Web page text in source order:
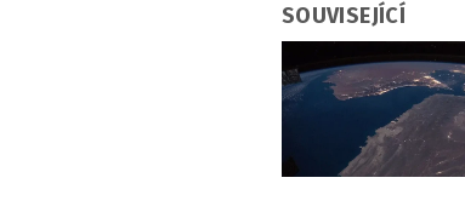
SOUVISEJÍCÍ